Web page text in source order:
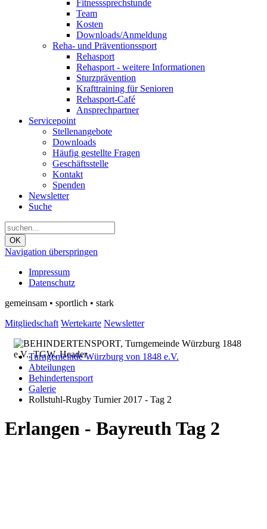
Fitnesssprechstunde
Team
Kosten
Downloads/Anmeldung
Reha- und Präventionssport
Rehasport
Rehasport - weitere Informationen
Sturzprävention
Krafttraining für Senioren
Rehasport-Café
Ansprechpartner
Servicepoint
Stellenangebote
Downloads
Häufig gestellte Fragen
Geschäftsstelle
Kontakt
Spenden
Newsletter
Suche
OK
Navigation überspringen
Impressum
Datenschutz
gemeinsam • sportlich • stark
Mitgliedschaft Wertekarte Newsletter
Turngemeinde Würzburg von 1848 e.V.
Abteilungen
Behindertensport
Galerie
Rollstuhl-Rugby Turnier 2017 - Tag 2
Erlangen - Bayreuth Tag 2